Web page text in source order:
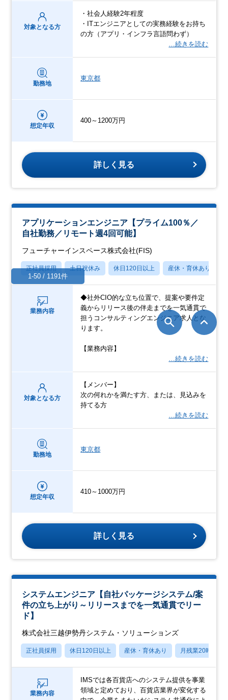
対象となる方
・社会人経験2年程度
・ITエンジニアとしての実務経験をお持ち
の方（アプリ・インフラ言語問わず）
…続きを読む
勤務地
東京都
想定年収
400～1200万円
詳しく見る
アプリケーションエンジニア【プライム100％／
自社勤務／リモート週4回可能】
フューチャーインスペース株式会社(FIS)
正社員採用 土日祝休み 休日120日以上 産休・育休あり
業務内容
◆社外CIO的な立ち位置で、提案や要件定
義からリリース後の伴走までを一気通貫で
担うコンサルティングエンジニア求人とな
ります。
【業務内容】
…続きを読む
対象となる方
【メンバー】
次の何れかを満たす方、または、見込みを
持てる方
…続きを読む
勤務地
東京都
想定年収
410～1000万円
詳しく見る
システムエンジニア【自社パッケージシステム/案
件の立ち上がり～リリースまでを一気通貫でリー
ド】
株式会社三越伊勢丹システム・ソリューションズ
正社員採用 休日120日以上 産休・育休あり 月残業20時間以
業務内容
IMSでは各百貨店へのシステム提供を事業
領域と定めており、百貨店業界が変化する
1-50 / 1191件